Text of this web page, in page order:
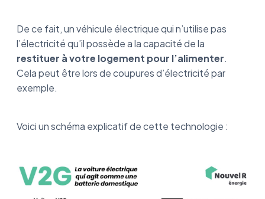
De ce fait, un véhicule électrique qui n’utilise pas
l’électricité qu’il possède a la capacité de la
restituer à votre logement pour l’alimenter.
Cela peut être lors de coupures d’électricité par
exemple.
Voici un schéma explicatif de cette technologie :